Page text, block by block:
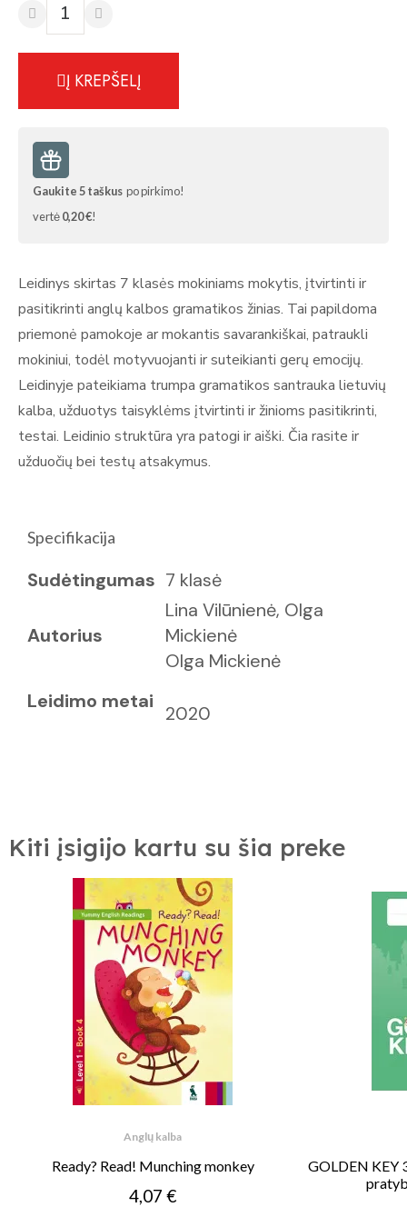
Į KREPŠELĮ
Gaukite5taškus po pirkimo!
vertė0,20 €!
Leidinys skirtas 7 klasės mokiniams mokytis, įtvirtinti ir
pasitikrinti anglų kalbos gramatikos žinias. Tai papildoma
priemonė pamokoje ar mokantis savarankiškai, patraukli
mokiniui, todėl motyvuojanti ir suteikianti gerų emocijų.
Leidinyje pateikiama trumpa gramatikos santrauka lietuvių
kalba, užduotys taisyklėms įtvirtinti ir žinioms pasitikrinti,
testai. Leidinio struktūra yra patogi ir aiški. Čia rasite ir
užduočių bei testų atsakymus.
Specifikacija
Sudėtingumas 7 klasė
Autorius
Lina Vilūnienė, Olga
Mickienė
Olga Mickienė
Leidimo metai
2020
Kiti įsigijo kartu su šia preke
Anglų kalba
Ready? Read! Munching monkey
4,07 €
GOLDEN KEY